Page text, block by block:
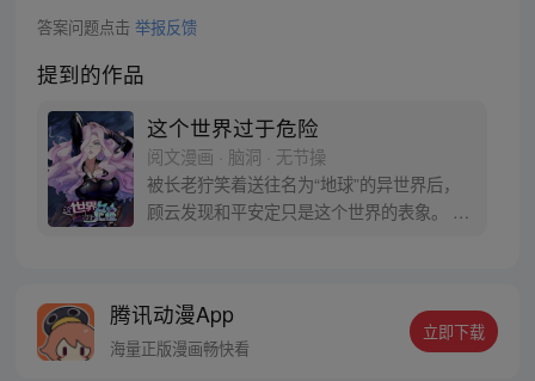
答案问题点击 举报反馈
提到的作品
这个世界过于危险
阅文漫画 · 脑洞 · 无节操
被长老狞笑着送往名为“地球”的异世界后，
顾云发现和平安定只是这个世界的表象。 恶
不能寐的都市传说诞生了 《这个世界过于危
险》每周三、六双更，读者群：561675062
腾讯动漫App
海量正版漫画畅快看
立即下载